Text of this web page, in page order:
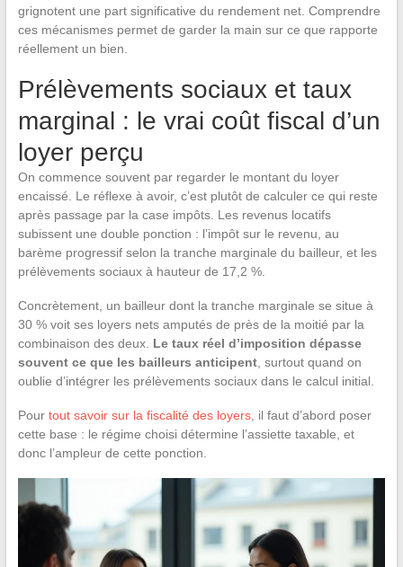
grignotent une part significative du rendement net. Comprendre
ces mécanismes permet de garder la main sur ce que rapporte
réellement un bien.
Prélèvements sociaux et taux
marginal : le vrai coût fiscal d’un
loyer perçu
On commence souvent par regarder le montant du loyer
encaissé. Le réflexe à avoir, c’est plutôt de calculer ce qui reste
après passage par la case impôts. Les revenus locatifs
subissent une double ponction : l’impôt sur le revenu, au
barème progressif selon la tranche marginale du bailleur, et les
prélèvements sociaux à hauteur de 17,2 %.
Concrètement, un bailleur dont la tranche marginale se situe à
30 % voit ses loyers nets amputés de près de la moitié par la
combinaison des deux. Le taux réel d’imposition dépasse
souvent ce que les bailleurs anticipent, surtout quand on
oublie d’intégrer les prélèvements sociaux dans le calcul initial.
Pour tout savoir sur la fiscalité des loyers, il faut d’abord poser
cette base : le régime choisi détermine l’assiette taxable, et
donc l’ampleur de cette ponction.